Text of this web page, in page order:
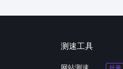
测速工具